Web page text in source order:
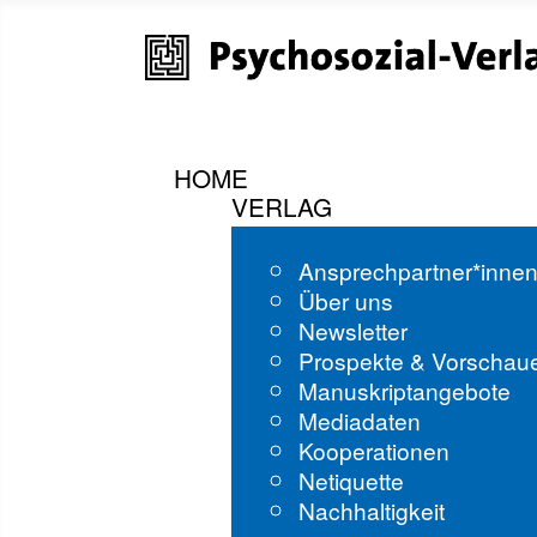
HOME
VERLAG
Über uns
Newsletter
Prospekte &
Manuskriptangebote
Mediadaten
Kooperationen
Netiquette
Nachhaltigkeit